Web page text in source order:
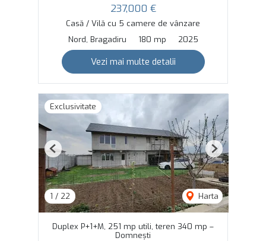
237,000 €
Casă / Vilă cu 5 camere de vânzare
Nord, Bragadiru
180 mp 2025
Vezi mai multe detalii
Exclusivitate
1 / 22 Harta
Previous Next
Duplex P+1+M, 251 mp utili, teren 340 mp –
Domnești